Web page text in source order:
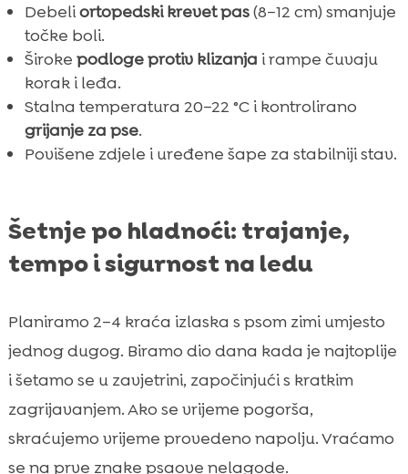
Debeliortopedski krevet pas(8–12 cm) smanjuje
točke boli.
Široke podloge protiv klizanja i rampe čuvaju
korak i leđa.
Stalna temperatura 20–22 °C i kontrolirano
grijanje za pse.
Povišene zdjele i uređene šape za stabilniji stav.
Šetnje po hladnoći: trajanje,
tempo i sigurnost na ledu
Planiramo 2–4 kraća izlaska s psom zimi umjesto
jednog dugog. Biramo dio dana kada je najtoplije
i šetamo se u zavjetrini, započinjući s kratkim
zagrijavanjem. Ako se vrijeme pogorša,
skraćujemo vrijeme provedeno napolju. Vraćamo
se na prve znake psaove nelagode.